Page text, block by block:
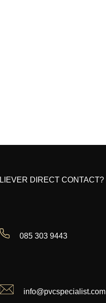
LIEVER DIRECT CONTACT?
085 303 9443
info@pvcspecialist.com